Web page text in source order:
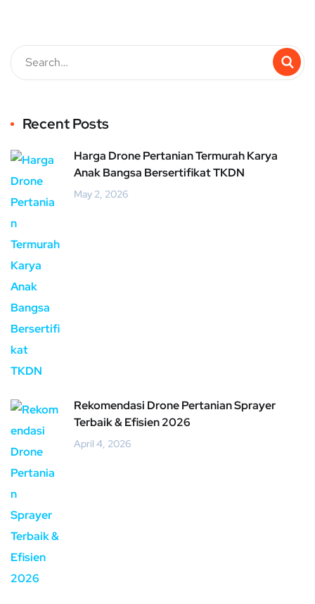
Recent Posts
Harga Drone Pertanian Termurah Karya
Anak Bangsa Bersertifikat TKDN
May 2, 2026
Rekomendasi Drone Pertanian Sprayer
Terbaik & Efisien 2026
April 4, 2026